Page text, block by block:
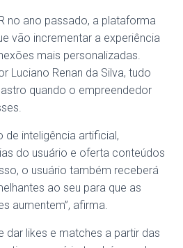
no ano passado, a plataforma
vão incrementar a experiência
mais personalizadas.
Luciano Renan da Silva, tudo
quando o empreendedor
de inteligência artificial,
do usuário e oferta conteúdos
o usuário também receberá
ao seu para que as
aumentem”, afirma.
dar likes e matches a partir das